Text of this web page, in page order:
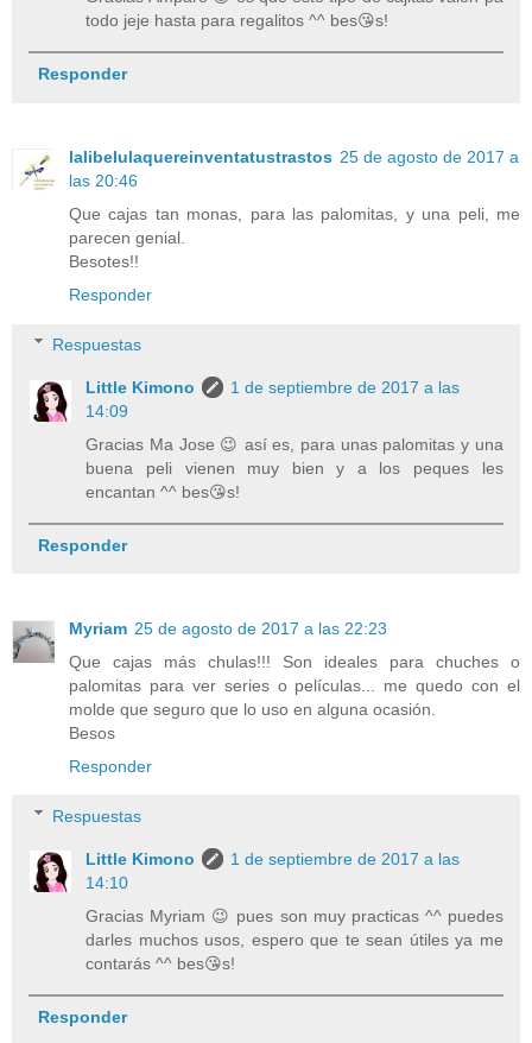
todo jeje hasta para regalitos ^^ bes😘s!
Responder
lalibelulaquereinventatustrastos 25 de agosto de 2017 a
las 20:46
Que cajas tan monas, para las palomitas, y una peli, me
parecen genial.
Besotes!!
Responder
Respuestas
Little Kimono
1 de septiembre de 2017 a las
14:09
Gracias Ma Jose 😉 así es, para unas palomitas y una
buena peli vienen muy bien y a los peques les
encantan ^^ bes😘s!
Responder
Myriam 25 de agosto de 2017 a las 22:23
Que cajas más chulas!!! Son ideales para chuches o
palomitas para ver series o películas... me quedo con el
molde que seguro que lo uso en alguna ocasión.
Besos
Responder
Respuestas
Little Kimono
1 de septiembre de 2017 a las
14:10
Gracias Myriam 😉 pues son muy practicas ^^ puedes
darles muchos usos, espero que te sean útiles ya me
contarás ^^ bes😘s!
Responder